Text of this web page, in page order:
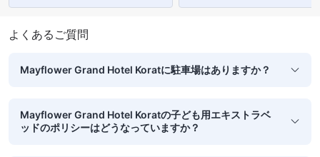
り、清潔で居心地は悪くありませ
いる。」
よくあるご質問
Mayflower Grand Hotel Koratに駐車場はありますか？
Mayflower Grand Hotel Koratの子ども用エキストラベ
ッドのポリシーはどうなっていますか？